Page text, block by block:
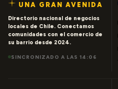
UNA GRAN AVENIDA
Directorio nacional de negocios
locales de Chile. Conectamos
comunidades con el comercio de
su barrio desde 2024.
SINCRONIZADO A LAS 14:06